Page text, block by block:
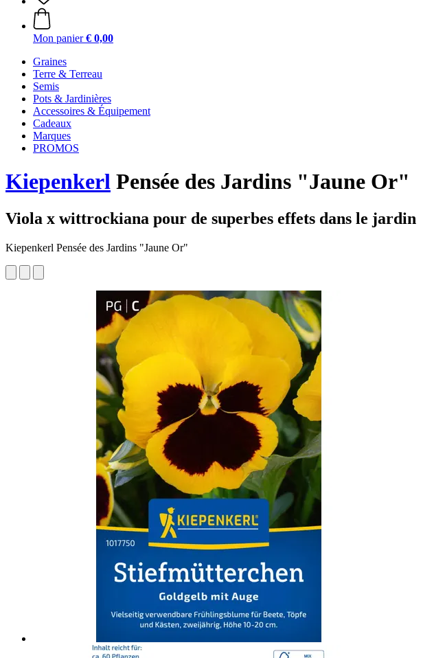
Mon panier € 0,00
Graines
Terre & Terreau
Semis
Pots & Jardinières
Accessoires & Équipement
Cadeaux
Marques
PROMOS
Kiepenkerl Pensée des Jardins "Jaune Or"
Viola x wittrockiana pour de superbes effets dans le jardin
Kiepenkerl Pensée des Jardins "Jaune Or"